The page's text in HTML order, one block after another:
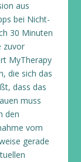
aus
bei Nicht-
30 Minuten
zuvor
MyTherapy
die sich das
dass das
muss
den
vom
gerade